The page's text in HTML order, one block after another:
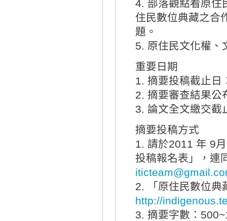
4. 部落觀點看原住
住民數位典藏之合
題。
5. 原住民文化權、
重要日期
1. 摘要投稿截止日
2. 摘要審查結果公
3. 論文全文繳交截
摘要投稿方式
1. 請於2011 年 9
投稿報名表」，連
2. 「原住民數位典
http://
3. 摘要字數：